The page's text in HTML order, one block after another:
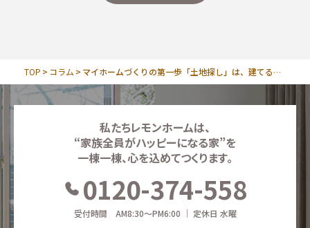
TOP コラム マイホームづくりの第一歩「土地探し」は、建てる会社と一緒に
私たちレモンホームは、
“家族全員がハッピーになる家”を
一棟一棟、心を込めてつくります。
0120-374-558
受付時間 AM8:30～PM6:00 ｜ 定休日 水曜